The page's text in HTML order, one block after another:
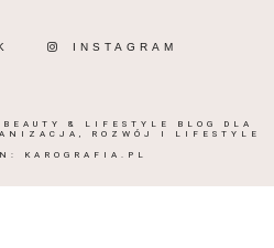
INSTAGRAM
& LIFESTYLE BLOG DLA
ROZWÓJ I LIFESTYLE
KAROGRAFIA.PL